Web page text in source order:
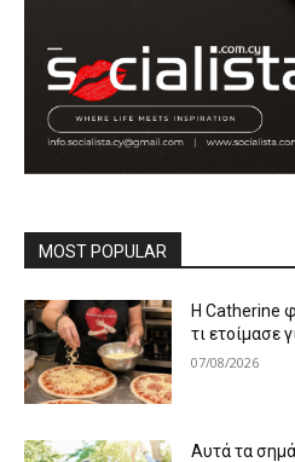
MOST POPULAR
Η Catherine
τι ετοίμασε
07/08/2026
Αυτά τα